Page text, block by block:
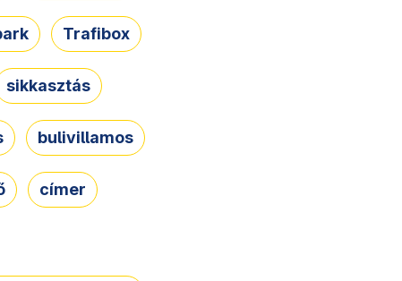
Trafibox
sikkasztás
bulivillamos
címer